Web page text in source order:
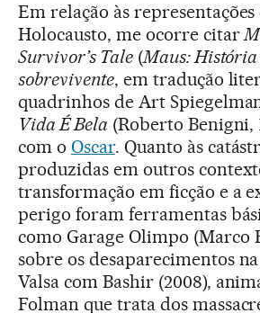
Em relação às
Holocausto, me ocorre citar
Survivor’s Tale(Maus: História
sobrevivente, em tradução
quadrinhos de Art
Vida É Bela (Roberto Benigni,
com o Oscar. Quanto às
produzidas em outros
transformação em ficção e a
perigo foram ferramentas
como Garage Olimpo (Marco
sobre os desaparecimentos
Valsa com Bashir (2008),
Folman que trata dos